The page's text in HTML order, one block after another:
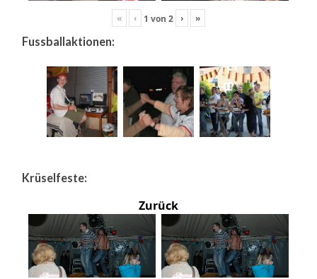
« ‹ 1 von 2 › »
Fussballaktionen:
Krüselfeste:
Zurück